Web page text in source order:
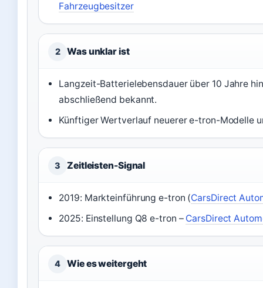
Fahrzeugbesitzer
2 Was unklar ist
Langzeit-Batterielebensdauer über 10 Jahre
abschließend bekannt.
Künftiger Wertverlauf neuerer e-tron-Modelle
3 Zeitleisten-Signal
2019: Markteinführung e-tron (CarsDirect
2025: Einstellung Q8 e-tron – CarsDirect
4 Wie es weitergeht